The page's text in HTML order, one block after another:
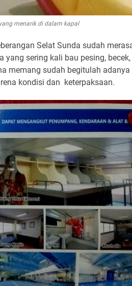
menarik di dalam kapal
Selat Sunda sudah
yang sering kali bau pesing, becek,
memang sudah begitulah adanya
kondisi dan keterpaksaan.